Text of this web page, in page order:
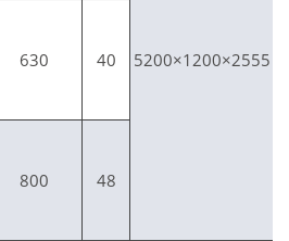
5200×1200×2555
630 40
800 48